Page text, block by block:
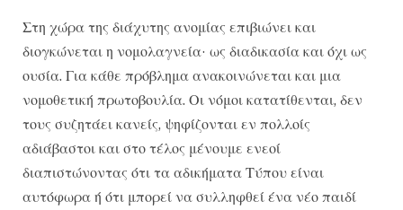
Στη χώρα της διάχυτης ανομίας επιβιώνει και
διογκώνεται η νομολαγνεία· ως διαδικασία και όχι ως
ουσία. Για κάθε πρόβλημα ανακοινώνεται και μια
νομοθετική πρωτοβουλία. Οι νόμοι κατατίθενται, δεν
τους συζητάει κανείς, ψηφίζονται εν πολλοίς
αδιάβαστοι και στο τέλος μένουμε ενεοί
διαπιστώνοντας ότι τα αδικήματα Τύπου είναι
αυτόφωρα ή ότι μπορεί να συλληφθεί ένα νέο παιδί